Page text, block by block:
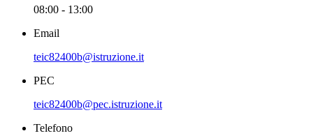
08:00 - 13:00
Email
teic82400b@istruzione.it
PEC
teic82400b@pec.istruzione.it
Telefono